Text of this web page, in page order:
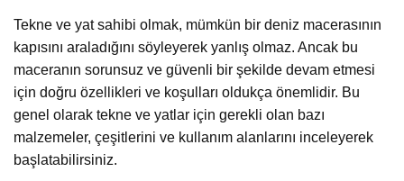
Tekne ve yat sahibi olmak, mümkün bir deniz macerasının
kapısını araladığını söyleyerek yanlış olmaz. Ancak bu
maceranın sorunsuz ve güvenli bir şekilde devam etmesi
için doğru özellikleri ve koşulları oldukça önemlidir. Bu
genel olarak tekne ve yatlar için gerekli olan bazı
malzemeler, çeşitlerini ve kullanım alanlarını inceleyerek
başlatabilirsiniz.